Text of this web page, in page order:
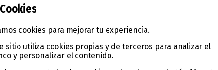
Cookies
cookies para mejorar tu experiencia.
sitio utiliza cookies propias y de terceros para analizar el
y personalizar el contenido.